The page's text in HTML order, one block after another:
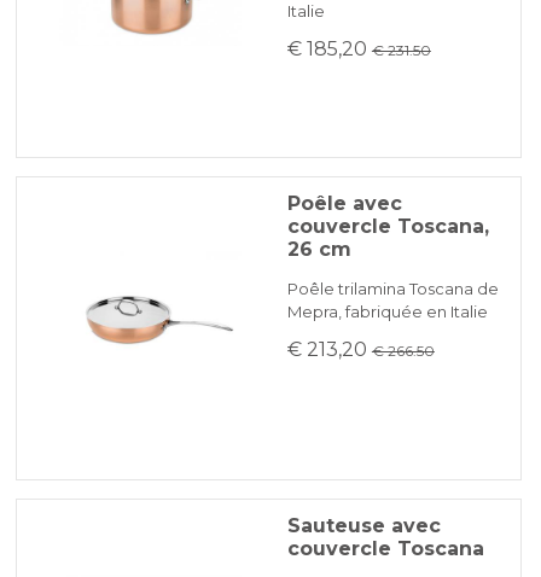
Italie
€ 185,20 € 231.50
Poêle avec
couvercle Toscana,
26 cm
Poêle trilamina Toscana de
Mepra, fabriquée en Italie
€ 213,20 € 266.50
Sauteuse avec
couvercle Toscana